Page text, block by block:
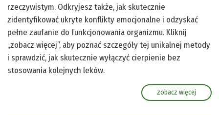
rzeczywistym. Odkryjesz także, jak skutecznie
zidentyfikować ukryte konflikty emocjonalne i odzyskać
pełne zaufanie do funkcjonowania organizmu. Kliknij
„zobacz więcej”, aby poznać szczegóły tej unikalnej metody
i sprawdzić, jak skutecznie wyłączyć cierpienie bez
stosowania kolejnych leków.
zobacz więcej